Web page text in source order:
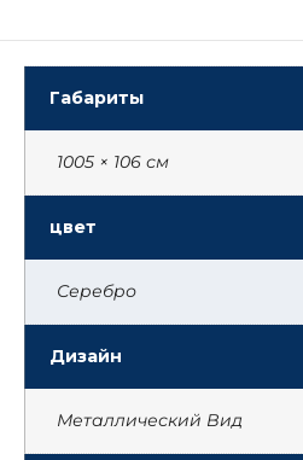
Габариты
1005 × 106 см
цвет
Серебро
Дизайн
Металлический Вид